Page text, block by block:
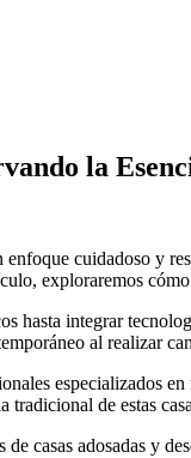
la
cuidadoso y
exploraremos
hasta integrar
al realizar
especializados
de estas
casas adosadas y